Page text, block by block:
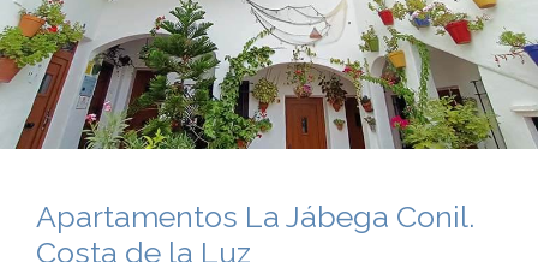
Apartamentos La Jábega Conil.
Costa de la Luz